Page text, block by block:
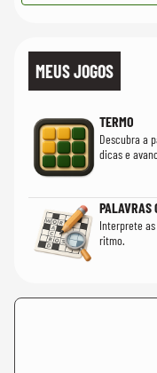
MEUS JOGOS
TERMO
Descubra a
dicas e
PALAVRAS
Interprete
ritmo.